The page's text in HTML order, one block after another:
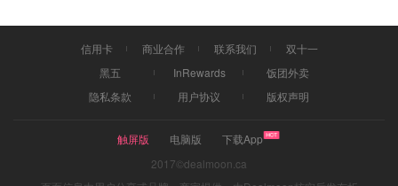
信用卡 商业合作 联系我们
双十一
黑五
InRewards
饭团外卖
隐私条款
用户协议 版权声明
触屏版 电脑版
下载App
2017©dealmoon.ca